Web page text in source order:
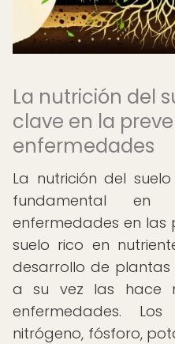
La nutrición del
clave en la
enfermedades
La nutrición del
fundamental
enfermedades en las
suelo rico en
desarrollo de plantas
a su vez las hace
enfermedades.
nitrógeno, fósforo,